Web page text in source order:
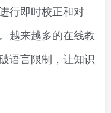
行即时校正和对
越来越多的在线教
语言限制，让知识